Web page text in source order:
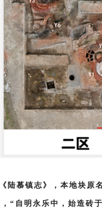
陆慕镇志》，本地块原
“自明永乐中，始造砖